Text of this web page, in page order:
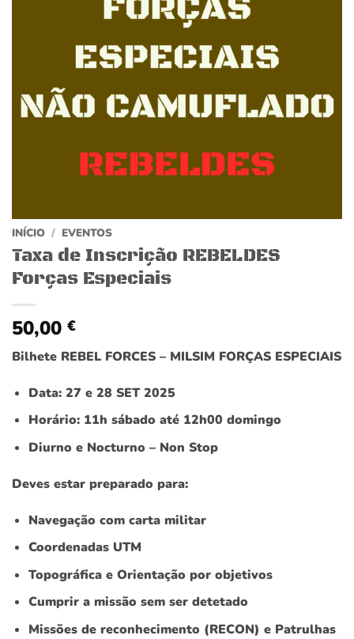
INÍCIO / EVENTOS
Taxa de Inscrição REBELDES
Forças Especiais
50,00 €
Bilhete REBEL FORCES – MILSIM FORÇAS ESPECIAIS
Data: 27 e 28 SET 2025
Horário: 11h sábado até 12h00 domingo
Diurno e Nocturno – Non Stop
Deves estar preparado para:
Navegação com carta militar
Coordenadas UTM
Topográfica e Orientação por objetivos
Cumprir a missão sem ser detetado
Missões de reconhecimento (RECON) e Patrulhas